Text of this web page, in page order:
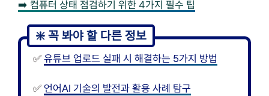
➡️ 컴퓨터 상태 점검하기 위한 4가지 필수 팁
✅ 유튜브 업로드 실패 시 해결하는 5가지 방법
✅ 언어AI 기술의 발전과 활용 사례 탐구